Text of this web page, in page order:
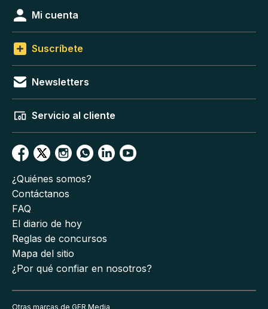
Mi cuenta
Suscríbete
Newsletters
Servicio al cliente
¿Quiénes somos?
Contáctanos
FAQ
El diario de hoy
Reglas de concursos
Mapa del sitio
¿Por qué confiar en nosotros?
Otras marcas de GFR Media